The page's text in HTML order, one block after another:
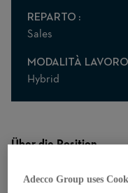
REPARTO
Sales
MODALITÀ LAVORO
Hybrid
Über die Position
Engineering, das
Adecco Group uses